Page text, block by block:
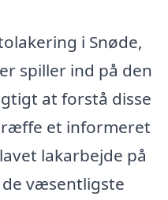
i Snøde,
spiller ind på den
at forstå disse
et informeret
lakarbejde på
væsentligste